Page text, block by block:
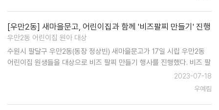
[우만2동] 새마을문고, 어린이집과 함께 '비즈팔찌 만들기' 진행
우만2동 어린이집 원아 대상
수원시 팔달구 우만2동(동장 정상빈) 새마을문고가 17일 시립 우만2동
어린이집 원생들을 대상으로 비즈 팔찌 만들기 행사를 진행했다. 비즈 팔
찌 만들기는 우만2동 새마을문고를 방문하는 어린이를 대상으로 진행 중
2023-07-18
우예림